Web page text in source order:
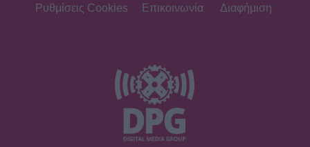
Ρυθμίσεις Cookies Επικοινωνία Διαφήμιση